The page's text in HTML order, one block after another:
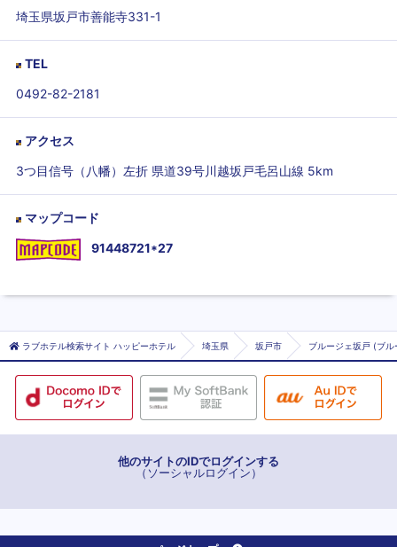
埼玉県坂戸市善能寺331-1
TEL
0492-82-2181
アクセス
3つ目信号（八幡）左折 県道39号川越坂戸毛呂山線 5km
マップコード
91448721*27
ラブホテル検索サイト ハッピーホテル 埼玉県 坂戸市 ブルージェ坂戸 (ブ
他のサイトのIDでログインする
（ソーシャルログイン）